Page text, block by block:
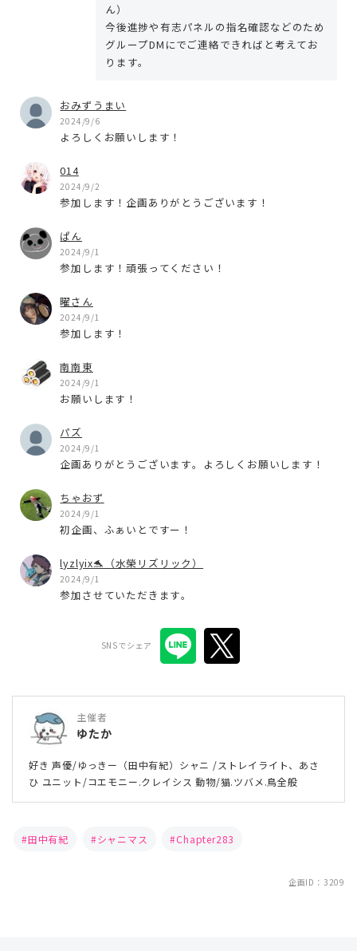
ん）
今後進捗や有志パネルの指名確認などのため
グループDMにでご連絡できればと考えてお
ります。
おみずうまい
2024/9/6
よろしくお願いします！
014
2024/9/2
参加します！企画ありがとうございます！
ぱん
2024/9/1
参加します！頑張ってください！
曜さん
2024/9/1
参加します！
南南東
2024/9/1
お願いします！
パズ
2024/9/1
企画ありがとうございます。よろしくお願いします！
ちゃおず
2024/9/1
初企画、ふぁいとですー！
lyzlyix🐬（水榮リズリック）
2024/9/1
参加させていただきます。
SNSでシェア
主催者
ゆたか
好き 声優/ゆっきー（田中有紀）シャニ /ストレイライト、あさ
ひ ユニット/コエモニー.クレイシス 動物/猫.ツバメ.鳥全般
田中有紀 シャニマス Chapter283
企画ID：3209